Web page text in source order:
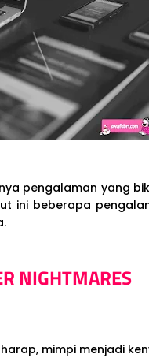
pengalaman yang
ini beberapa
NIGHTMARES
mimpi menjadi